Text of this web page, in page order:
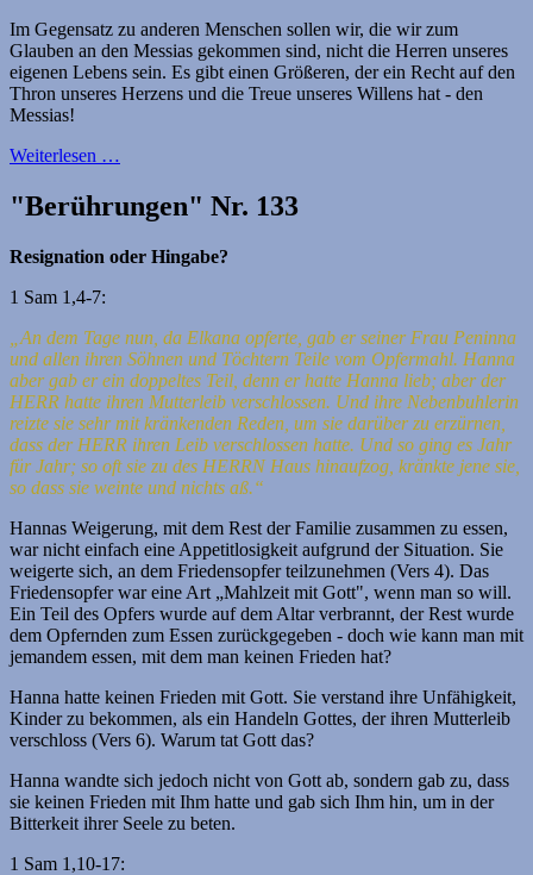
Im Gegensatz zu anderen Menschen sollen wir, die wir zum
Glauben an den Messias gekommen sind, nicht die Herren unseres
eigenen Lebens sein. Es gibt einen Größeren, der ein Recht auf den
Thron unseres Herzens und die Treue unseres Willens hat - den
Messias!
Weiterlesen …
"Berührungen" Nr. 133
Resignation oder Hingabe?
1 Sam 1,4-7:
„An dem Tage nun, da Elkana opferte, gab er seiner Frau Peninna
und allen ihren Söhnen und Töchtern Teile vom Opfermahl. Hanna
aber gab er ein doppeltes Teil, denn er hatte Hanna lieb; aber der
HERR hatte ihren Mutterleib verschlossen. Und ihre Nebenbuhlerin
reizte sie sehr mit kränkenden Reden, um sie darüber zu erzürnen,
dass der HERR ihren Leib verschlossen hatte. Und so ging es Jahr
für Jahr; so oft sie zu des HERRN Haus hinaufzog, kränkte jene sie,
so dass sie weinte und nichts aß.“
Hannas Weigerung, mit dem Rest der Familie zusammen zu essen,
war nicht einfach eine Appetitlosigkeit aufgrund der Situation. Sie
weigerte sich, an dem Friedensopfer teilzunehmen (Vers 4). Das
Friedensopfer war eine Art „Mahlzeit mit Gott", wenn man so will.
Ein Teil des Opfers wurde auf dem Altar verbrannt, der Rest wurde
dem Opfernden zum Essen zurückgegeben - doch wie kann man mit
jemandem essen, mit dem man keinen Frieden hat?
Hanna hatte keinen Frieden mit Gott. Sie verstand ihre Unfähigkeit,
Kinder zu bekommen, als ein Handeln Gottes, der ihren Mutterleib
verschloss (Vers 6). Warum tat Gott das?
Hanna wandte sich jedoch nicht von Gott ab, sondern gab zu, dass
sie keinen Frieden mit Ihm hatte und gab sich Ihm hin, um in der
Bitterkeit ihrer Seele zu beten.
1 Sam 1,10-17: